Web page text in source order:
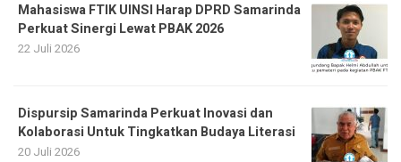
Mahasiswa FTIK UINSI Harap DPRD Samarinda
Perkuat Sinergi Lewat PBAK 2026
22 Juli 2026
Dispursip Samarinda Perkuat Inovasi dan
Kolaborasi Untuk Tingkatkan Budaya Literasi
20 Juli 2026